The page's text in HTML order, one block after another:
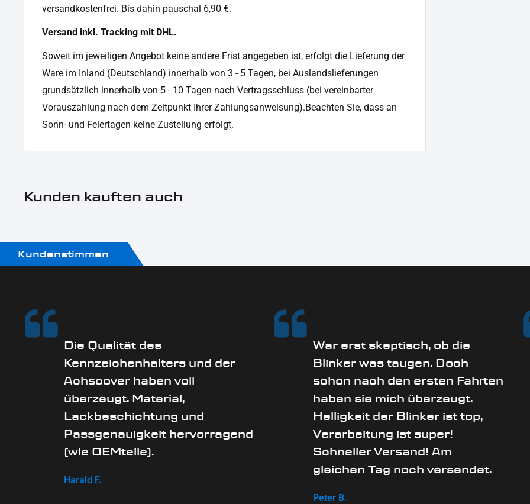
versandkostenfrei. Bis dahin pauschal 6,90 €.
Versand inkl. Tracking mit DHL.
Soweit im jeweiligen Angebot keine andere Frist angegeben ist, erfolgt die Lieferung der
Ware im Inland (Deutschland) innerhalb von 3 - 5 Tagen, bei Auslandslieferungen
grundsätzlich innerhalb von 5 - 10 Tagen nach Vertragsschluss (bei vereinbarter
Vorauszahlung nach dem Zeitpunkt Ihrer Zahlungsanweisung).Beachten Sie, dass an
Sonn- und Feiertagen keine Zustellung erfolgt.
Kunden kauften auch
Kundenstimmen
Die Qualität des
Kennzeichenhalters und der
Achscover haben voll
überzeugt. Material,
Lackbeschichtung und
Passgenauigkeit hervorragend
(wie OEMteile).
Harald F.
War erst skeptisch, ob die
Blinker was taugen. Doch
schon nach den ersten Fahrten
haben sie mich überzeugt.
Helligkeit der Blinker ist top,
Verarbeitung ist super!
Schneller Versand! Am
gleichen Tag noch versendet.
Peter B.